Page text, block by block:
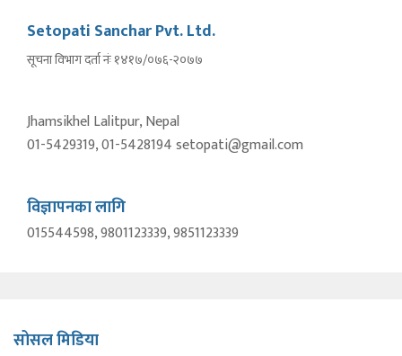
Setopati Sanchar Pvt. Ltd.
सूचना विभाग दर्ता नंः १४१७/०७६-२०७७
Jhamsikhel Lalitpur, Nepal
01-5429319, 01-5428194 setopati@gmail.com
विज्ञापनका लागि
015544598, 9801123339, 9851123339
सोसल मिडिया